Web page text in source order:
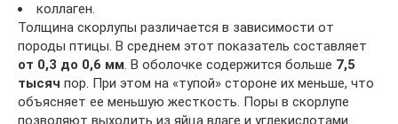
коллаген.
Толщина скорлупы различается в зависимости от
породы птицы. В среднем этот показатель составляет
от 0,3 до 0,6 мм. В оболочке содержится больше 7,5
тысяч пор. При этом на «тупой» стороне их меньше, что
объясняет ее меньшую жесткость. Поры в скорлупе
позволяют выходить из яйца влаге и углекислотами.